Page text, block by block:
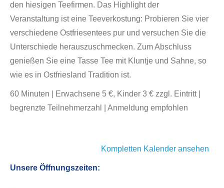
den hiesigen Teefirmen. Das Highlight der
Veranstaltung ist eine Teeverkostung: Probieren Sie vier
verschiedene Ostfriesentees pur und versuchen Sie die
Unterschiede herauszuschmecken. Zum Abschluss
genießen Sie eine Tasse Tee mit Kluntje und Sahne, so
wie es in Ostfriesland Tradition ist.
60 Minuten | Erwachsene 5 €, Kinder 3 € zzgl. Eintritt |
begrenzte Teilnehmerzahl | Anmeldung empfohlen
Kompletten Kalender ansehen
Unsere Öffnungszeiten: